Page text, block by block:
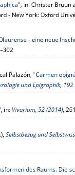
, in: Christer Bruun
- New York: Oxford
- eine neue
Palazón, "Carmen
und Epigraphik, 192
, in: Vivarium, 52 (2014),
Selbstbezug und
des Raums. Die